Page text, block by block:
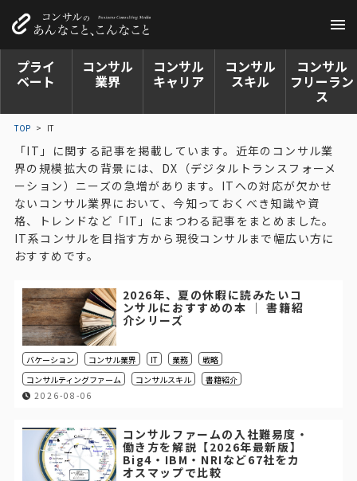
プライ
ベート
コンサル
業界
コンサル
キャリア
コンサル
スキル
コンサル
フリーラン
ス
TOP > IT
「IT」に関する記事を掲載しています。近年のコンサル業
界の規模拡大の背景には、DX（デジタルトランスフォーメ
ーション）ニーズの急増があります。ITへの対応が欠かせ
ないコンサル業界において、今知っておくべき知識や資
格、トレンドなど「IT」にまつわる記事をまとめました。
IT系コンサルを目指す方から現役コンサルまで幅広い方に
おすすめです。
2026年、夏の休暇に読みたいコ
ンサルにおすすめの本 │ 書籍紹
介シリーズ
バケーション コンサル業界 IT 業務
戦略
コンサルティングファーム
コンサルスキル
書籍紹介
2026-08-06
コンサルファームの入社難易度・
働き方を解説【2026年最新版】
Big4・IBM・NRIなど67社をカ
オスマップで比較